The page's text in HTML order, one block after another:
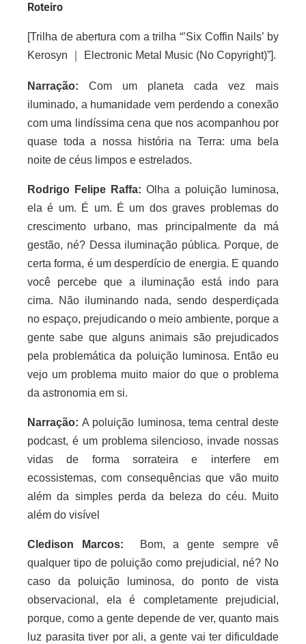
Roteiro
[Trilha de abertura com a trilha “’Six Coffin Nails’ by
Kerosyn
Electronic Metal Music (No Copyright)”].
Narração:
Com um planeta cada vez mais
iluminado, a humanidade vem perdendo a conexão
com uma lindíssima cena que nos acompanhou por
quase toda a nossa história na Terra: uma bela
noite de céus limpos e estrelados.
Rodrigo Felipe Raffa: Olha a poluição luminosa,
ela é um. É um. É um dos graves problemas do
crescimento urbano, mas principalmente da má
gestão, né? Dessa iluminação pública. Porque, de
certa forma, é um desperdício de energia. E quando
você percebe que a iluminação está indo para
cima. Não iluminando nada, sendo desperdiçada
no espaço, prejudicando o meio ambiente, porque a
gente sabe que alguns animais são prejudicados
pela problemática da poluição luminosa. Então eu
vejo um problema muito maior do que o problema
da astronomia em si.
Narração:A poluição luminosa, tema central deste
podcast, é um problema silencioso, invade nossas
vidas de forma sorrateira e interfere em
ecossistemas, com consequências que vão muito
além da simples perda da beleza do céu. Muito
além do visível
Cledison Marcos:
Bom, a gente sempre vê
qualquer tipo de poluição como prejudicial, né? No
caso da poluição luminosa, do ponto de vista
observacional, ela é completamente prejudicial,
porque, como a gente depende de ver, quanto mais
luz parasita tiver por ali, a gente vai ter dificuldade